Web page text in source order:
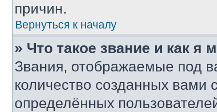
причин.
Вернуться к началу
» Что такое звание и как я
Звания, отображаемые под
количество созданных
определённых